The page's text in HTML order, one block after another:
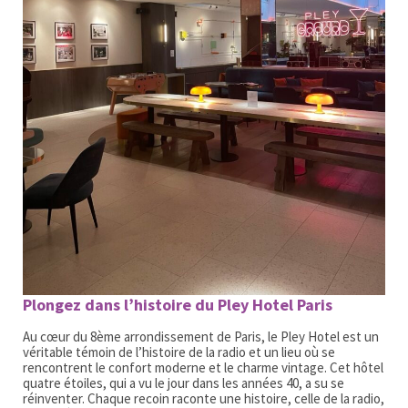
Plongez dans l’histoire du Pley Hotel Paris
Au cœur du 8ème arrondissement de Paris, le Pley Hotel est un
véritable témoin de l’histoire de la radio et un lieu où se
rencontrent le confort moderne et le charme vintage. Cet hôtel
quatre étoiles, qui a vu le jour dans les années 40, a su se
réinventer. Chaque recoin raconte une histoire, celle de la radio,